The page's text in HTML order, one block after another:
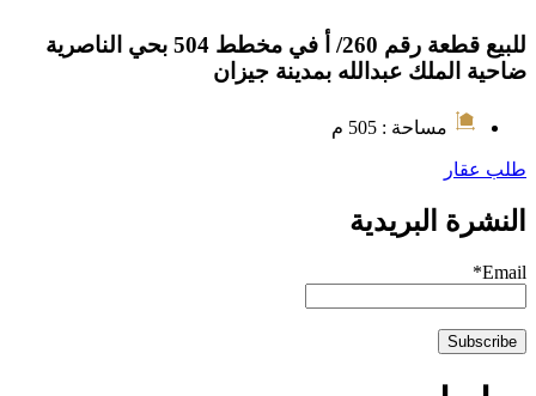
للبيع قطعة رقم 260/ أ في مخطط 504 بحي الناصرية
ضاحية الملك عبدالله بمدينة جيزان
مساحة : 505 م
طلب عقار
النشرة البريدية
Email*